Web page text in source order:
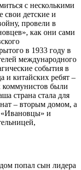
с несколькими
свои детские и
провели в
как они сами
в 1933 году в
международного
события в
и китайских ребят –
коммунистов были
страна стала для
– вторым домом, а
и
попал сын лидера